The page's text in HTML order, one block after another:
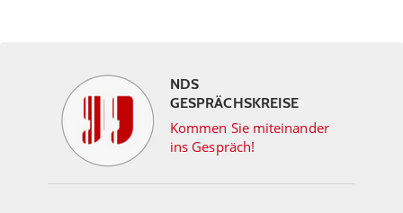
NDS
GESPRÄCHSKREISE
Kommen Sie miteinander
ins Gespräch!